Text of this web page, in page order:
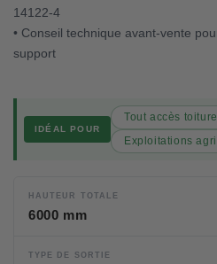
14122-4
• Conseil technique avant-vente
support
IDÉAL POUR
Tout accès toiture
Exploitations
HAUTEUR TOTALE
6000 mm
TYPE DE SORTIE